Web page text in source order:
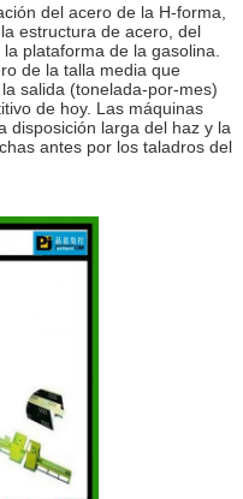
del acero de la H-forma,
estructura de acero, del
plataforma de la gasolina.
de la talla media que
salida (tonelada-por-mes)
de hoy. Las máquinas
disposición larga del haz y la
antes por los taladros del